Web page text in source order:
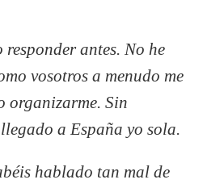
antes. No he
vosotros a menudo me
organizarme. Sin
a España yo sola.
hablado tan mal de